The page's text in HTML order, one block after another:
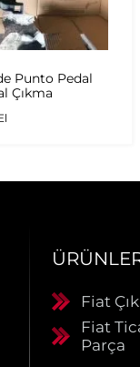
Punto Pedal
Çıkma
Fiat
Fiat
Parça